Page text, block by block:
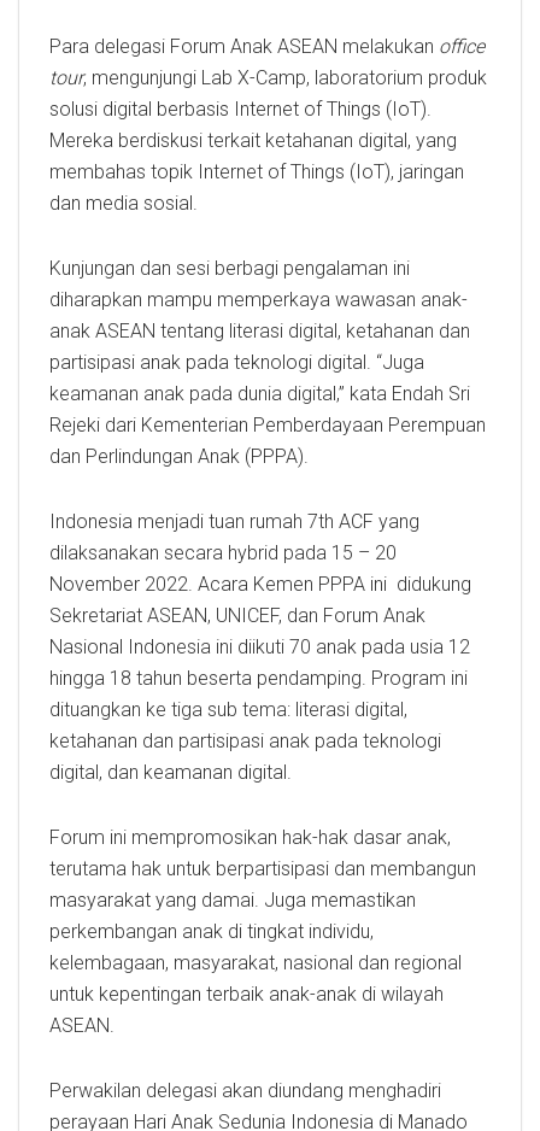
Para delegasi Forum Anak ASEAN melakukan office
tour, mengunjungi Lab X-Camp, laboratorium produk
solusi digital berbasis Internet of Things (IoT).
Mereka berdiskusi terkait ketahanan digital, yang
membahas topik Internet of Things (IoT), jaringan
dan media sosial.
Kunjungan dan sesi berbagi pengalaman ini
diharapkan mampu memperkaya wawasan anak-
anak ASEAN tentang literasi digital, ketahanan dan
partisipasi anak pada teknologi digital. “Juga
keamanan anak pada dunia digital,” kata Endah Sri
Rejeki dari Kementerian Pemberdayaan Perempuan
dan Perlindungan Anak (PPPA).
Indonesia menjadi tuan rumah 7th ACF yang
dilaksanakan secara hybrid pada 15 – 20
November 2022. Acara Kemen PPPA ini didukung
Sekretariat ASEAN, UNICEF, dan Forum Anak
Nasional Indonesia ini diikuti 70 anak pada usia 12
hingga 18 tahun beserta pendamping. Program ini
dituangkan ke tiga sub tema: literasi digital,
ketahanan dan partisipasi anak pada teknologi
digital, dan keamanan digital.
Forum ini mempromosikan hak-hak dasar anak,
terutama hak untuk berpartisipasi dan membangun
masyarakat yang damai. Juga memastikan
perkembangan anak di tingkat individu,
kelembagaan, masyarakat, nasional dan regional
untuk kepentingan terbaik anak-anak di wilayah
ASEAN.
Perwakilan delegasi akan diundang menghadiri
perayaan Hari Anak Sedunia Indonesia di Manado